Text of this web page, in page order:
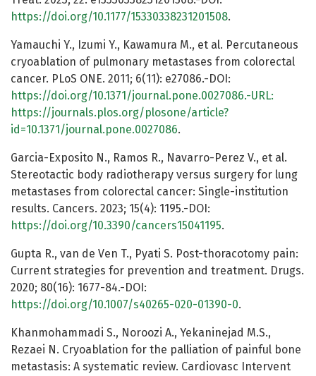
https://doi.org/10.1177/15330338231201508.
Yamauchi Y., Izumi Y., Kawamura M., et al. Percutaneous
cryoablation of pulmonary metastases from colorectal
cancer. PLoS ONE. 2011; 6(11): e27086.-DOI:
https://doi.org/10.1371/journal.pone.0027086.-URL:
https://journals.plos.org/plosone/article?
id=10.1371/journal.pone.0027086.
Garcia-Exposito N., Ramos R., Navarro-Perez V., et al.
Stereotactic body radiotherapy versus surgery for lung
metastases from colorectal cancer: Single-institution
results. Cancers. 2023; 15(4): 1195.-DOI:
https://doi.org/10.3390/cancers15041195.
Gupta R., van de Ven T., Pyati S. Post-thoracotomy pain:
Current strategies for prevention and treatment. Drugs.
2020; 80(16): 1677-84.-DOI:
https://doi.org/10.1007/s40265-020-01390-0.
Khanmohammadi S., Noroozi A., Yekaninejad M.S.,
Rezaei N. Cryoablation for the palliation of painful bone
metastasis: A systematic review. Cardiovasc Intervent